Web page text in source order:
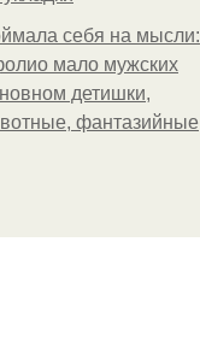
себя на мысли:
мало мужских
детишки,
фантазийные